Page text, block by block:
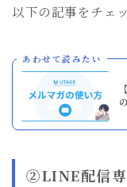
以下の記事をチェッ
あわせて読みたい
②LINE配信専